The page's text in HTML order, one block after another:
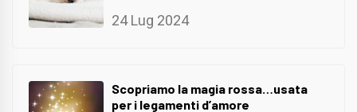
24 Lug 2024
Scopriamo la magia rossa…usata
per i legamenti d’amore